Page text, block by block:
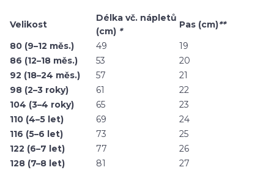
Velikost
Délka vč. nápletů
(cm) *
Pas (cm)**
80 (9–12 měs.)
49
19
86 (12–18 měs.)
53
20
92 (18–24 měs.)
57
21
98 (2–3 roky)
61
22
104 (3–4 roky)
65
23
110 (4–5 let)
69
24
116 (5–6 let)
73
25
122 (6–7 let)
77
26
128 (7–8 let)
81
27